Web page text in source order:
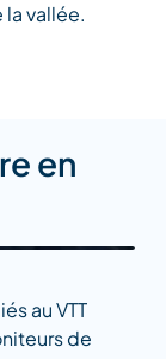
la vallée.
en
au VTT
de